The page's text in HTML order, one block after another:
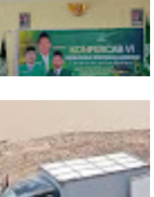
GP Ansor Kalbar
Konfercab Sanggau:
Harus Militan dan